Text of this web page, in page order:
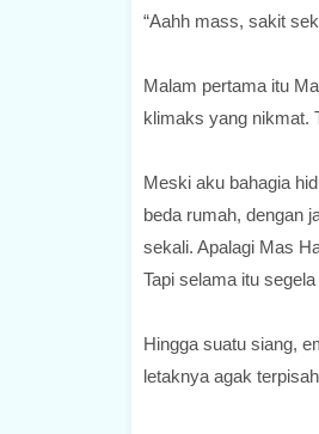
“Aahh mass, sakit
Malam pertama itu
klimaks yang nikmat.
Meski aku bahagia
beda rumah, dengan
sekali. Apalagi Mas
Tapi selama itu
Hingga suatu siang,
letaknya agak